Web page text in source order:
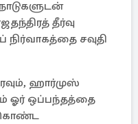
தீர்வு
சவுதி
ஹார்முஸ்
ஓர் ஒப்பந்தத்தை